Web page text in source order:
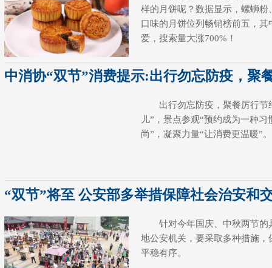
样的月饼呢？数据显示，螺蛳
口味的月饼位列畅销榜前五，
爱，搜索量大涨700%！
中消协“双节”消费提示:出行勿忘防疫，聚
出行勿忘防疫，聚餐厉行
儿”，景点参观“预约成为一种
尚”，凝聚力量“让消费更温暖”。
“双节”将至 公安部多举措保障社会治安和
针对今年国庆、中秋两节
地公安机关，要采取多种措施
平稳有序。